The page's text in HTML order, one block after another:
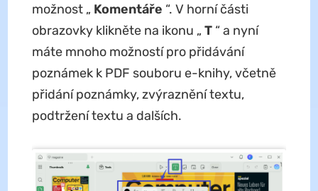
možnost „ Komentáře “. V horní části
obrazovky klikněte na ikonu „ T“ a nyní
máte mnoho možností pro přidávání
poznámek k PDF souboru e-knihy, včetně
přidání poznámky, zvýraznění textu,
podtržení textu a dalších.